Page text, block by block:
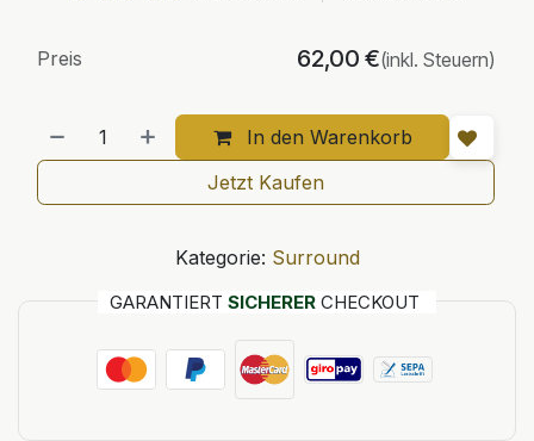
In den Warenkorb
Preis 62,00 €(inkl. Steuern)
Jetzt Kaufen
Kategorie: Surround
GARANTIERT SICHERER CHECKOUT